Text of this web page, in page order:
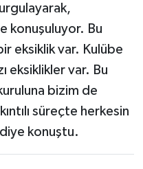
konuşuluyor. Bu
eksiklik var. Kulübe
eksiklikler var. Bu
bizim de
süreçte herkesin
konuştu.